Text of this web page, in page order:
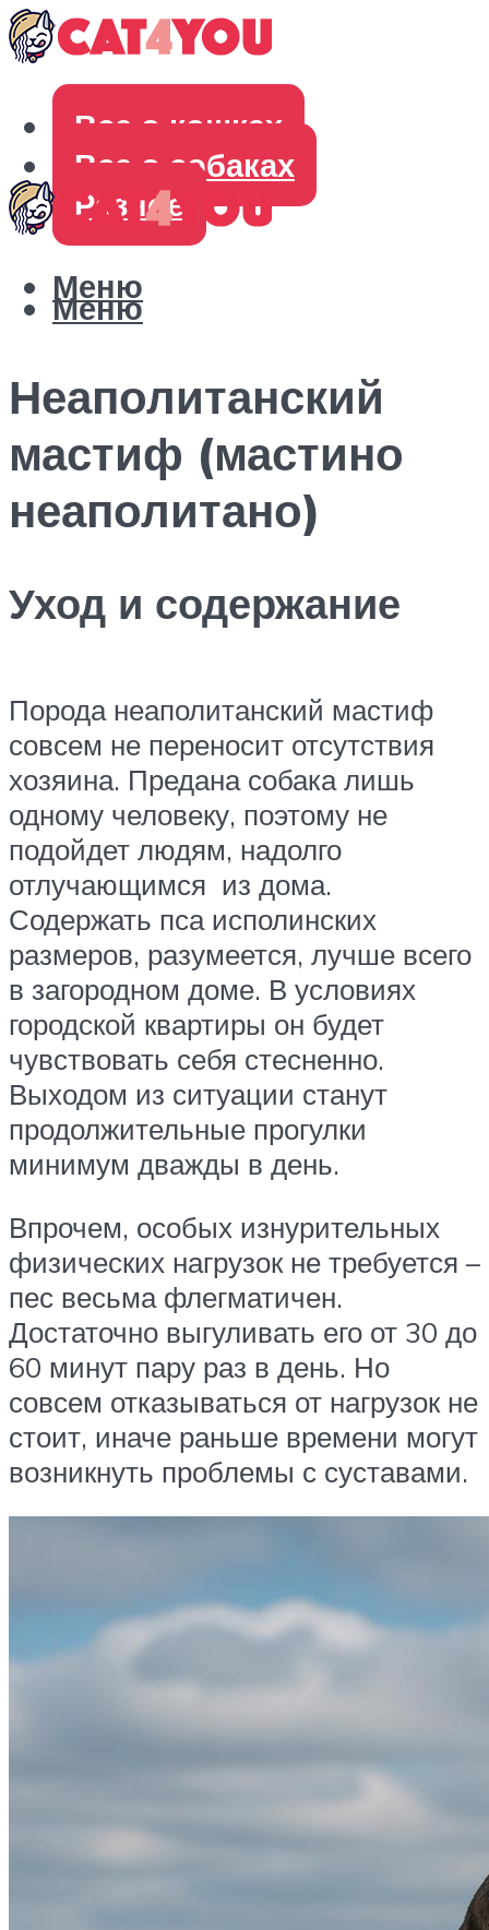
Все о кошках
Все о собаках
Разное
Меню
Меню
Неаполитанский
мастиф (мастино
неаполитано)
Уход и содержание
Порода неаполитанский мастиф
совсем не переносит отсутствия
хозяина. Предана собака лишь
одному человеку, поэтому не
подойдет людям, надолго
отлучающимся из дома.
Содержать пса исполинских
размеров, разумеется, лучше всего
в загородном доме. В условиях
городской квартиры он будет
чувствовать себя стесненно.
Выходом из ситуации станут
продолжительные прогулки
минимум дважды в день.
Впрочем, особых изнурительных
физических нагрузок не требуется –
пес весьма флегматичен.
Достаточно выгуливать его от 30 до
60 минут пару раз в день. Но
совсем отказываться от нагрузок не
стоит, иначе раньше времени могут
возникнуть проблемы с суставами.